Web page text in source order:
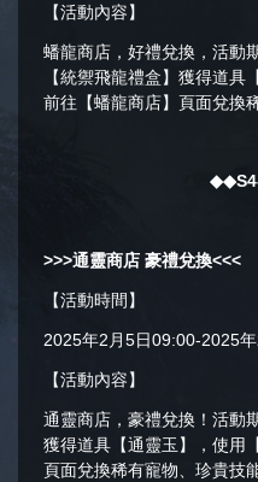
【活動內容】
蟠龍商店，好禮兌換，活動
【統禦飛龍禮盒】獲得道
前往【蟠龍商店】頁面兌換
◆◆S
>>>通靈商店 豪禮兌換<<<
【活動時間】
2025年2月5日09:00-2025
【活動內容】
通靈商店，豪禮兌換！活動
獲得道具【通靈玉】，使用
頁面兌換稀有寵物、珍貴技